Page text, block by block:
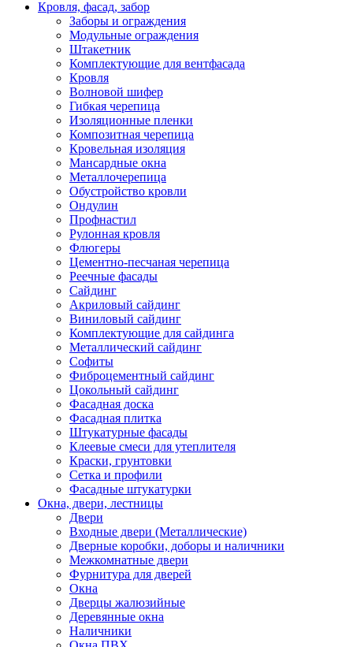
Кровля, фасад, забор
Заборы и ограждения
Модульные ограждения
Штакетник
Комплектующие для вентфасада
Кровля
Волновой шифер
Гибкая черепица
Изоляционные пленки
Композитная черепица
Кровельная изоляция
Мансардные окна
Металлочерепица
Обустройство кровли
Ондулин
Профнастил
Рулонная кровля
Флюгеры
Цементно-песчаная черепица
Реечные фасады
Сайдинг
Акриловый сайдинг
Виниловый сайдинг
Комплектующие для сайдинга
Металлический сайдинг
Софиты
Фиброцементный сайдинг
Цокольный сайдинг
Фасадная доска
Фасадная плитка
Штукатурные фасады
Клеевые смеси для утеплителя
Краски, грунтовки
Сетка и профили
Фасадные штукатурки
Окна, двери, лестницы
Двери
Входные двери (Металлические)
Дверные коробки, доборы и наличники
Межкомнатные двери
Фурнитура для дверей
Окна
Дверцы жалюзийные
Деревянные окна
Наличники